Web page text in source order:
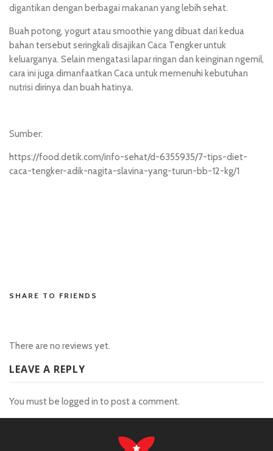
digantikan dengan berbagai makanan yang lebih sehat.
Buah potong, yogurt atau smoothie yang dibuat dari kedua
bahan tersebut seringkali disajikan Caca Tengker untuk
keluarganya. Selain mengatasi lapar ringan dan keinginan ngemil,
cara ini juga dimanfaatkan Caca untuk memenuhi kebutuhan
nutrisi dirinya dan buah hatinya.
Sumber:
https://food.detik.com/info-sehat/d-6355935/7-tips-diet-
caca-tengker-adik-nagita-slavina-yang-turun-bb-12-kg/1
SHARE TO FRIENDS
There are no reviews yet.
LEAVE A REPLY
You must be logged in to post a comment.